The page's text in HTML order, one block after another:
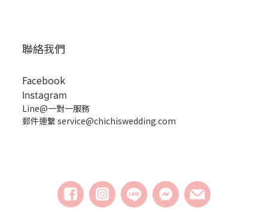
聯絡我們
Facebook
Instagram
Line@一對一服務
郵件連繫 service@chichiswedding.com